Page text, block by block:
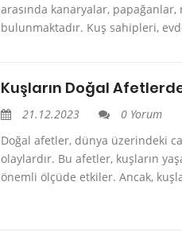
arasında kanaryalar,
bulunmaktadır. Kuş sahipleri,
Kuşların Doğal
21.12.2023
0 Yorum
Doğal afetler, dünya üzerindeki
olaylardır. Bu afetler, kuşların
önemli ölçüde etkiler. Ancak,